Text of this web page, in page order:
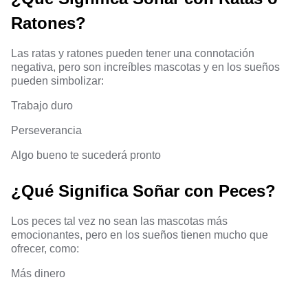
Ratones?
Las ratas y ratones pueden tener una connotación
negativa, pero son increíbles mascotas y en los sueños
pueden simbolizar:
Trabajo duro
Perseverancia
Algo bueno te sucederá pronto
¿Qué Significa Soñar con Peces?
Los peces tal vez no sean las mascotas más
emocionantes, pero en los sueños tienen mucho que
ofrecer, como:
Más dinero